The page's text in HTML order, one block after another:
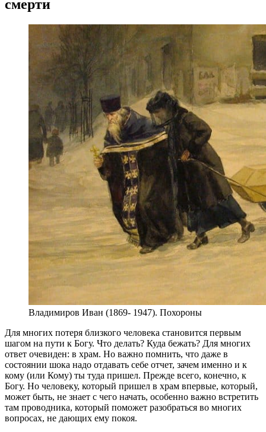
смерти
Владимиров Иван (1869- 1947). Похороны
Для многих потеря близкого человека становится первым
шагом на пути к Богу. Что делать? Куда бежать? Для многих
ответ очевиден: в храм. Но важно помнить, что даже в
состоянии шока надо отдавать себе отчет, зачем именно и к
кому (или Кому) ты туда пришел. Прежде всего, конечно, к
Богу. Но человеку, который пришел в храм впервые, который,
может быть, не знает с чего начать, особенно важно встретить
там проводника, который поможет разобраться во многих
вопросах, не дающих ему покоя.